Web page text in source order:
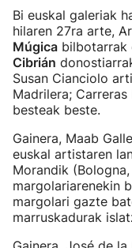
Bi euskal galeriak
hilaren 27ra arte,
Múgica bilbotarrak
Cibrián
Susan Cianciolo
Madrilera;
besteak beste.
Gainera, Maab
euskal artistaren
Morandik
margolariarenekin
margolari gazte
marruskadurak